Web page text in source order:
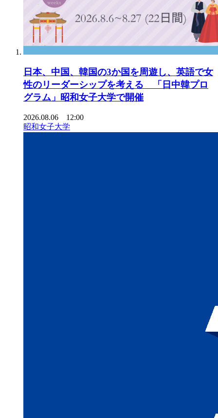
日本、中国、韓国の3か国を周遊し、英語で女
性のリーダーシップを考える 「日中韓プロ
グラム」昭和女子大学で開催
2026.08.06 12:00
昭和女子大学